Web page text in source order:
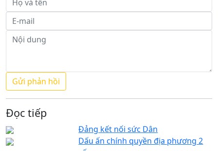
Đọc tiếp
Đảng kết nối sức Dân
Dấu ấn chính quyền địa phương 2